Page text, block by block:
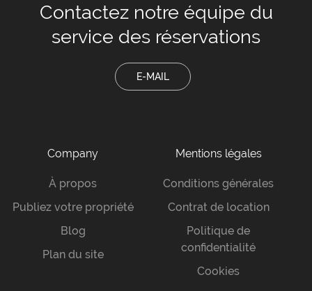
Contactez notre équipe du
service des réservations
E-MAIL
Company
À propos
Publiez votre propriété
Blog
Plan du site
Mentions légales
Conditions générales
Contrat de location
Politique de
confidentialité
Cookies